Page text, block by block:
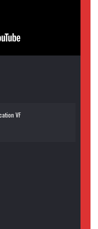
VF